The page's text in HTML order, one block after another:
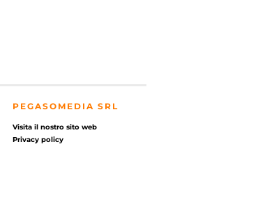
PEGASOMEDIA SRL
Visita il nostro sito web
Privacy policy